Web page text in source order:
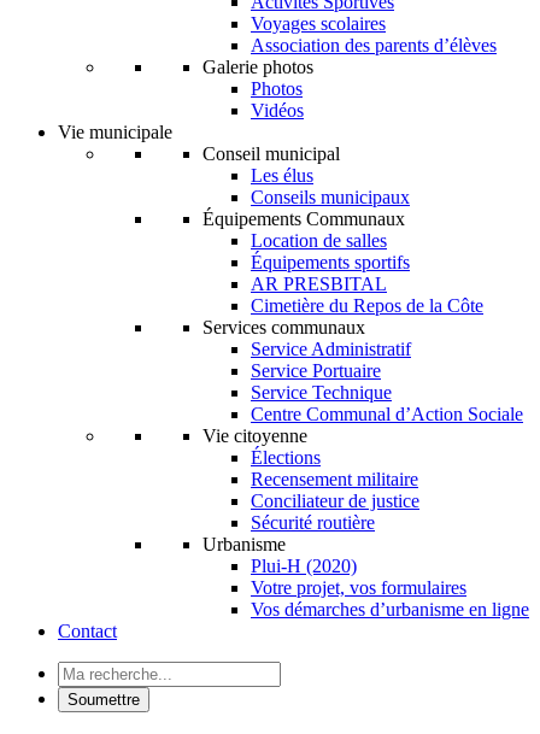
Voyages scolaires
Association des parents d’élèves
Galerie photos
Photos
Vidéos
Vie municipale
Conseil municipal
Les élus
Conseils municipaux
Équipements Communaux
Location de salles
Équipements sportifs
AR PRESBITAL
Cimetière du Repos de la Côte
Services communaux
Service Administratif
Service Portuaire
Service Technique
Centre Communal d’Action Sociale
Vie citoyenne
Élections
Recensement militaire
Conciliateur de justice
Sécurité routière
Urbanisme
Plui-H (2020)
Votre projet, vos formulaires
Vos démarches d’urbanisme en ligne
Contact